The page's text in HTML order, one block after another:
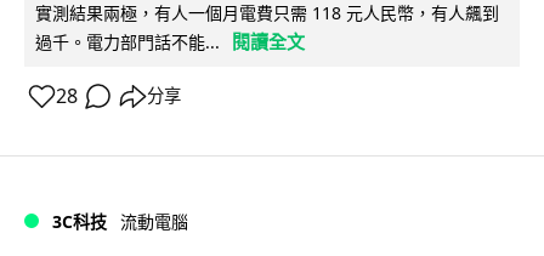
實測結果兩極，有人一個月電費只需 118 元人民幣，有人飆到
過千。電力部門話不能...
閱讀全文
28 分享
3C科技 流動電腦